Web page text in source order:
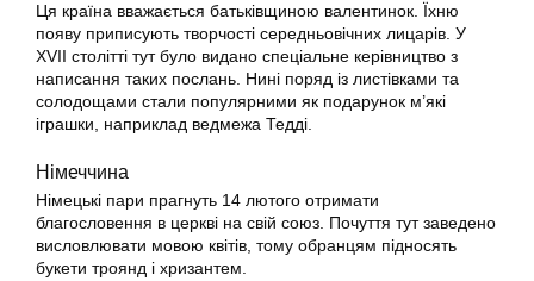
Ця країна вважається батьківщиною валентинок. Їхню
появу приписують творчості середньовічних лицарів. У
XVII столітті тут було видано спеціальне керівництво з
написання таких послань. Нині поряд із листівками та
солодощами стали популярними як подарунок м’які
іграшки, наприклад ведмежа Тедді.
Німеччина
Німецькі пари прагнуть 14 лютого отримати
благословення в церкві на свій союз. Почуття тут заведено
висловлювати мовою квітів, тому обранцям підносять
букети троянд і хризантем.